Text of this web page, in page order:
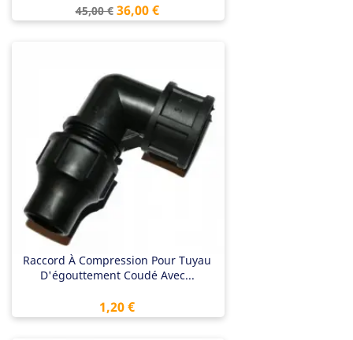
Prix
45,00 € Prix
36,00 €
Raccord À Compression Pour Tuyau
D'égouttement Coudé Avec...
Prix
1,20 €